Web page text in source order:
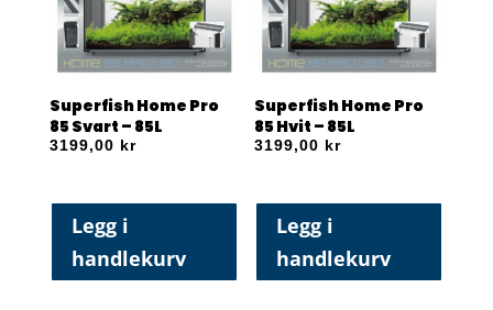
Superfish Home Pro
85 Svart – 85L
3199,00 kr
Legg i
handlekurv
Superfish Home Pro
85 Hvit – 85L
3199,00 kr
Legg i
handlekurv